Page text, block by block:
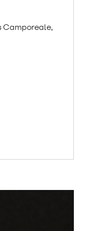
Camporeale,